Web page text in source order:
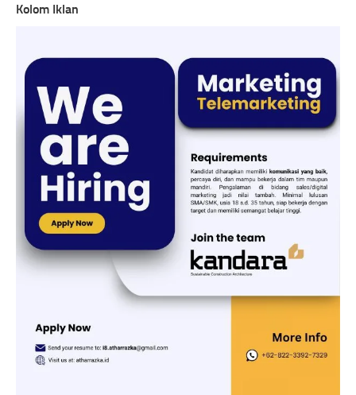
Kolom Iklan